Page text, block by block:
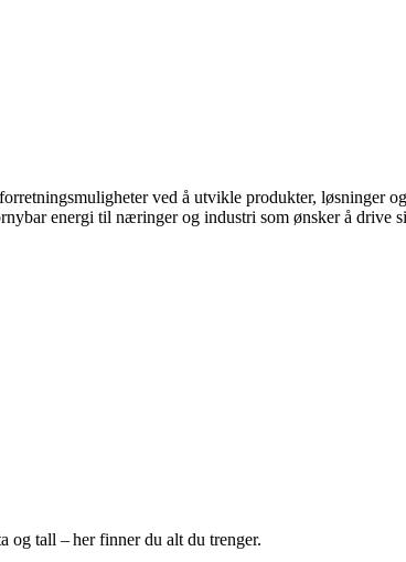
ved å utvikle produkter, løsninger
energi til næringer og industri som ønsker å drive
og tall – her finner du alt du trenger.